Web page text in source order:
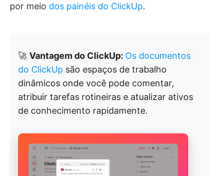
por meio dos painéis do ClickUp.
🚀 Vantagem do ClickUp: Os documentos
do ClickUp são espaços de trabalho
dinâmicos onde você pode comentar,
atribuir tarefas rotineiras e atualizar ativos
de conhecimento rapidamente.